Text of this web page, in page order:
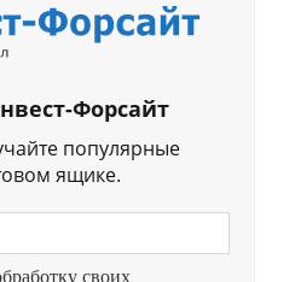
Форсайт
популярные
ящике.
своих